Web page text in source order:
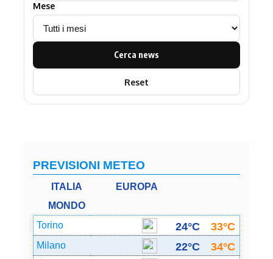
Mese
Cerca news
Reset